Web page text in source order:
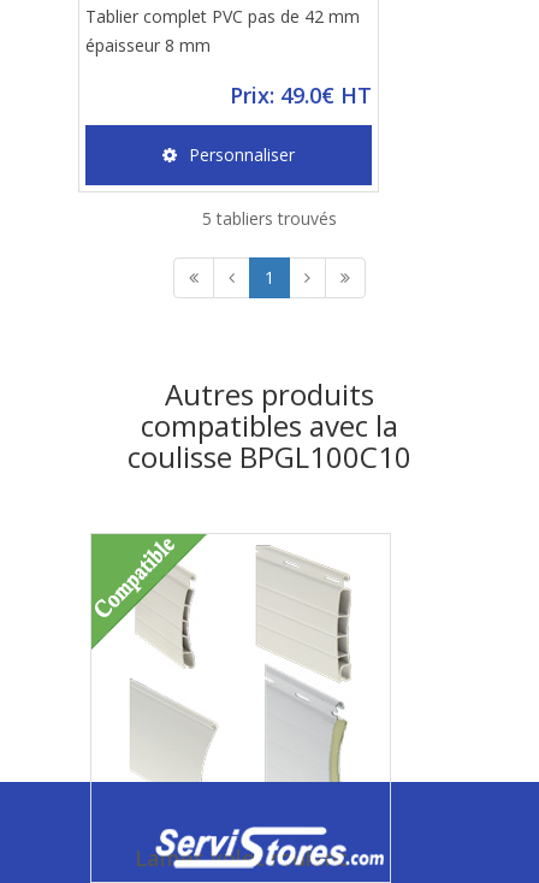
Tablier complet PVC pas de 42 mm
épaisseur 8 mm
Prix: 49.0€ HT
Personnaliser
5 tabliers trouvés
1
Autres produits
compatibles avec la
coulisse BPGL100C10
Lames volet roulant